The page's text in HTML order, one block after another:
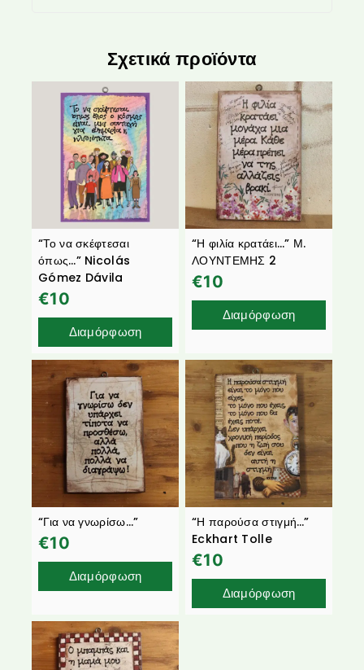
Σχετικά προϊόντα
“Το να σκέφτεσαι
όπως…” Nicolás
Gómez Dávila
€10
Διαμόρφωση
“Η φιλία κρατάει…” Μ.
ΛΟΥΝΤΕΜΗΣ 2
€10
Διαμόρφωση
“Για να γνωρίσω…”
€10
Διαμόρφωση
“Η παρούσα στιγμή…”
Eckhart Tolle
€10
Διαμόρφωση